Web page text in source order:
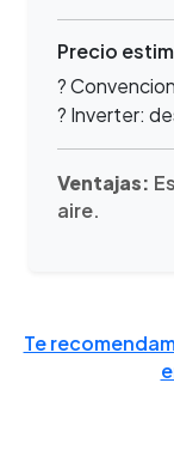
Precio
?
? Inverter:
Ventajas:
aire.
Te